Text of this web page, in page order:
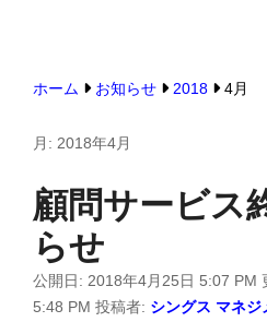
ホーム お知らせ 2018 4月
月: 2018年4月
顧問サービス
らせ
公開日: 2018年4月25日 5:07 PM
5:48 PM 投稿者: シングス マネジ